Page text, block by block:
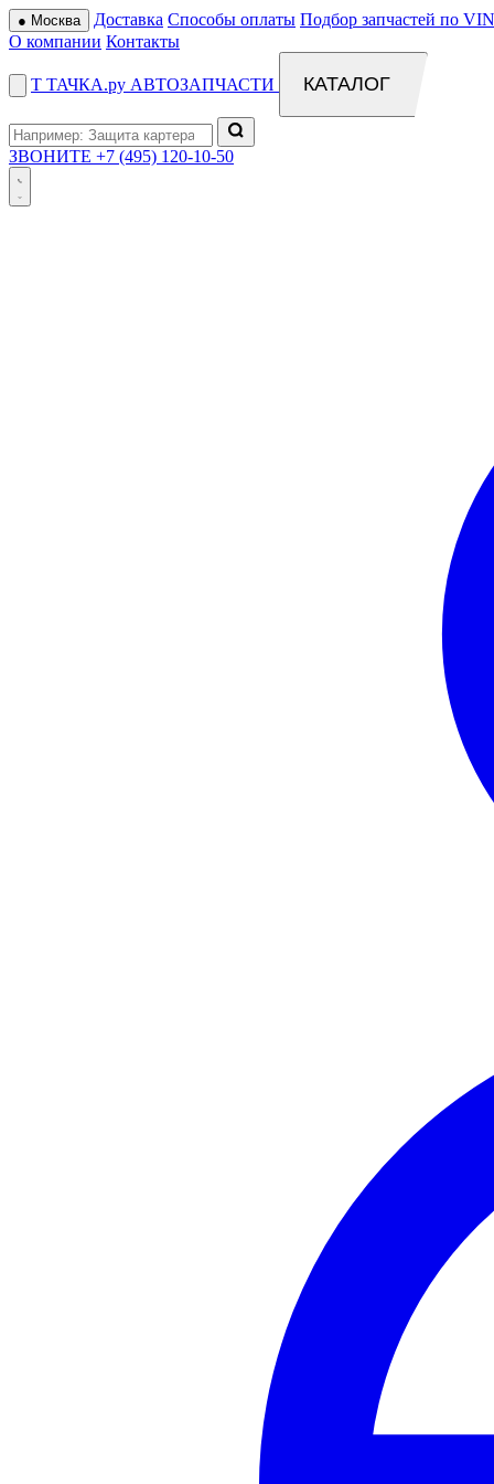
● Москва Доставка Способы оплаты Подбор запчастей по
О компании Контакты
Т ТАЧКА.ру АВТОЗАПЧАСТИ КАТАЛОГ
ЗВОНИТЕ +7 (495) 120-10-50